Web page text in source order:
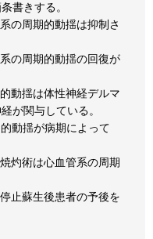
書きする。
の周期的動揺は抑制さ
の周期的動揺の回復が
動揺は体性神経デルマ
が関与している。
動揺が病期によって
灼術は心血管系の周期
止蘇生後患者の予後を